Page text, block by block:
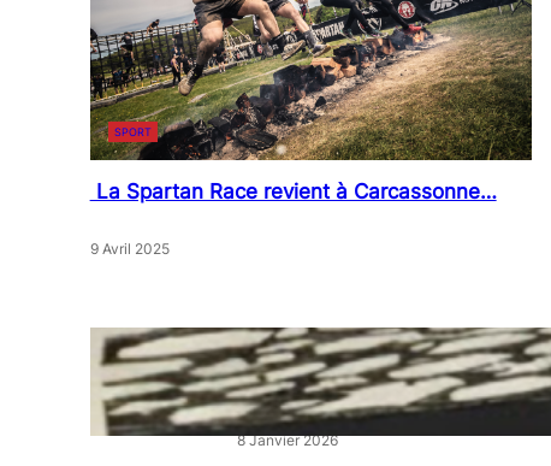
SPORT
La Spartan Race revient à Carcassonne…
9 Avril 2025
« Artistes en Vitrine »: L’éclat
qui réveille les cœurs de ville
8 Janvier 2026